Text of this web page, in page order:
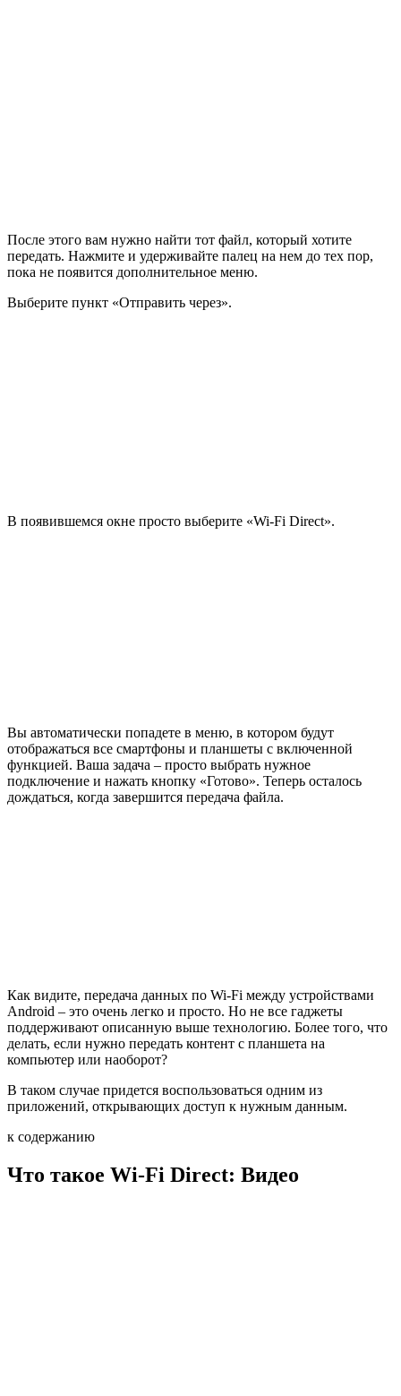
После этого вам нужно найти тот файл, который хотите
передать. Нажмите и удерживайте палец на нем до тех пор,
пока не появится дополнительное меню.
Выберите пункт «Отправить через».
В появившемся окне просто выберите «Wi-Fi Direct».
Вы автоматически попадете в меню, в котором будут
отображаться все смартфоны и планшеты с включенной
функцией. Ваша задача – просто выбрать нужное
подключение и нажать кнопку «Готово». Теперь осталось
дождаться, когда завершится передача файла.
Как видите, передача данных по Wi-Fi между устройствами
Android – это очень легко и просто. Но не все гаджеты
поддерживают описанную выше технологию. Более того, что
делать, если нужно передать контент с планшета на
компьютер или наоборот?
В таком случае придется воспользоваться одним из
приложений, открывающих доступ к нужным данным.
к содержанию
Что такое Wi-Fi Direct: Видео